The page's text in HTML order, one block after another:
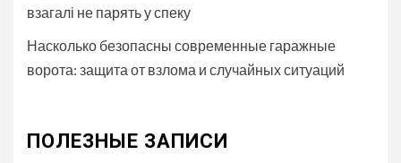
взагалі не парять у спеку
Насколько безопасны современные гаражные
ворота: защита от взлома и случайных ситуаций
ПОЛЕЗНЫЕ ЗАПИСИ